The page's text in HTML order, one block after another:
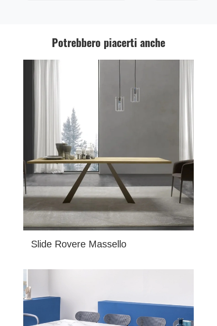
Potrebbero piacerti anche
Slide Rovere Massello